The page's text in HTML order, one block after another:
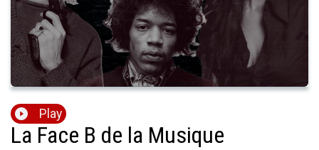
Play
La Face B de la Musique